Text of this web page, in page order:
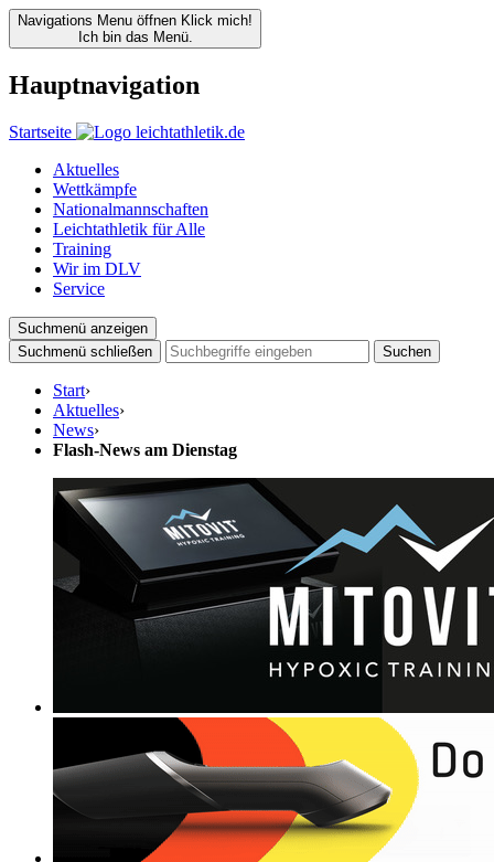
Navigations Menu öffnen Klick mich!
Ich bin das Menü.
Hauptnavigation
Startseite
Aktuelles
Wettkämpfe
Nationalmannschaften
Leichtathletik für Alle
Training
Wir im DLV
Service
Suchmenü anzeigen
Suchmenü schließen
Suchen
Start›
Aktuelles›
News›
Flash-News am Dienstag